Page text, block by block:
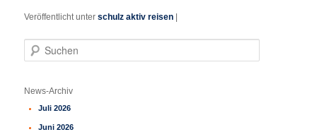
Veröffentlicht unter schulz aktiv reisen
u
h
n
News-Archiv
Juli 2026
Juni 2026